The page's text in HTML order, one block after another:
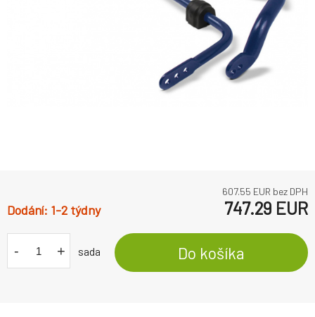
607.55 EUR bez DPH
1-2 týdny 747.29 EUR
- + sada Do košíka